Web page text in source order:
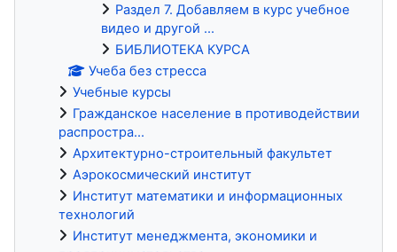
Раздел 7. Добавляем в курс учебное
видео и другой ...
БИБЛИОТЕКА КУРСА
Учеба без стресса
Учебные курсы
Гражданское население в противодействии
распростра...
Архитектурно-строительный факультет
Аэрокосмический институт
Институт математики и информационных
технологий
Институт менеджмента, экономики и